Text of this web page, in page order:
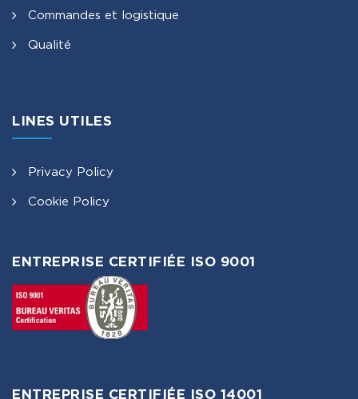
Commandes et logistique
Qualité
LINES UTILES
Privacy Policy
Cookie Policy
ENTREPRISE CERTIFIÉE ISO 9001
ENTREPRISE CERTIFIÉE ISO 14001